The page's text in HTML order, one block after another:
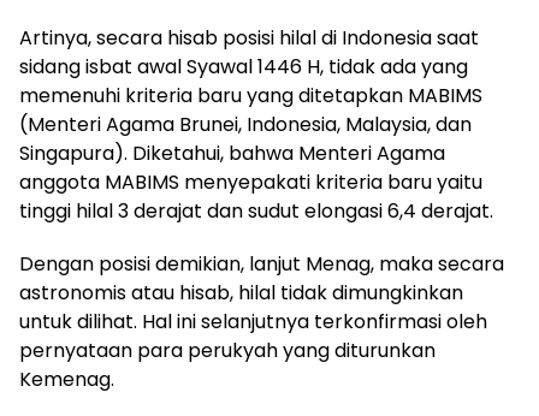
Artinya, secara hisab posisi hilal di Indonesia saat
sidang isbat awal Syawal 1446 H, tidak ada yang
memenuhi kriteria baru yang ditetapkan MABIMS
(Menteri Agama Brunei, Indonesia, Malaysia, dan
Singapura). Diketahui, bahwa Menteri Agama
anggota MABIMS menyepakati kriteria baru yaitu
tinggi hilal 3 derajat dan sudut elongasi 6,4 derajat.
Dengan posisi demikian, lanjut Menag, maka secara
astronomis atau hisab, hilal tidak dimungkinkan
untuk dilihat. Hal ini selanjutnya terkonfirmasi oleh
pernyataan para perukyah yang diturunkan
Kemenag.